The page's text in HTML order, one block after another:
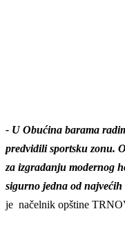
- U Obućina barama
predvidili sportsku zonu.
za izgradanju modernog
sigurno jedna od
je načelnik opštine